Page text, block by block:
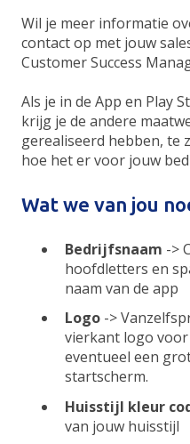
Wil je meer informatie
contact op met jouw
Customer Success
Als je in de App en Play
krijg je de andere
gerealiseerd hebben, te
hoe het er voor jouw
Wat we van jou
Bedrijfsnaam ->
hoofdletters en
naam van de app
Logo ->
vierkant logo
eventueel een
startscherm.
Huisstijl kleur
van jouw huisstijl